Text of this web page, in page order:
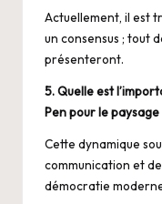
Actuellement, il est
un consensus ; tout
présenteront.
5. Quelle est
Pen pour le
Cette dynamique
communication et
démocratie